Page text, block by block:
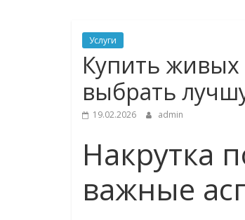
Услуги
Купить живых
выбрать
19.02.2026 admin
Накрутка
важные